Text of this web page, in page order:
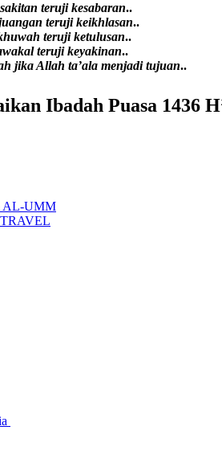
teruji kesabaran..
teruji keikhlasan..
teruji ketulusan..
teruji keyakinan..
jika Allah ta’ala menjadi tujuan..
Ibadah Puasa 1436
AL-UMM